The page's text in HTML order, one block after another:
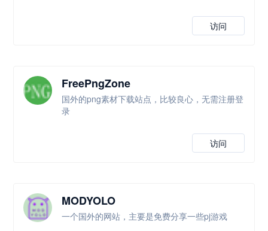
访问
FreePngZone
国外的png素材下载站点，比较良心，无需注册登
录
访问
MODYOLO
一个国外的网站，主要是免费分享一些pj游戏